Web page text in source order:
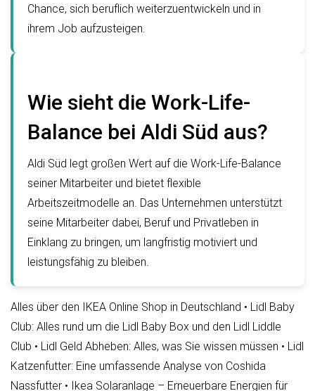
Chance, sich beruflich weiterzuentwickeln und in
ihrem Job aufzusteigen.
Wie sieht die Work-Life-
Balance bei Aldi Süd aus?
Aldi Süd legt großen Wert auf die Work-Life-Balance
seiner Mitarbeiter und bietet flexible
Arbeitszeitmodelle an. Das Unternehmen unterstützt
seine Mitarbeiter dabei, Beruf und Privatleben in
Einklang zu bringen, um langfristig motiviert und
leistungsfähig zu bleiben.
Alles über den IKEA Online Shop in Deutschland • Lidl Baby
Club: Alles rund um die Lidl Baby Box und den Lidl Liddle
Club • Lidl Geld Abheben: Alles, was Sie wissen müssen • Lidl
Katzenfutter: Eine umfassende Analyse von Coshida
Nassfutter • Ikea Solaranlage – Erneuerbare Energien für